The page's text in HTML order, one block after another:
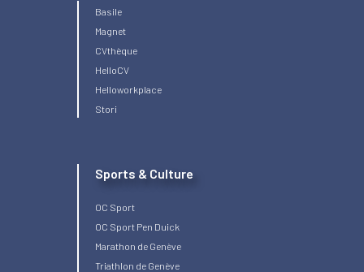
Basile
Magnet
CVthèque
HelloCV
Helloworkplace
Stori
Sports & Culture
OC Sport
OC Sport Pen Duick
Marathon de Genève
Triathlon de Genève